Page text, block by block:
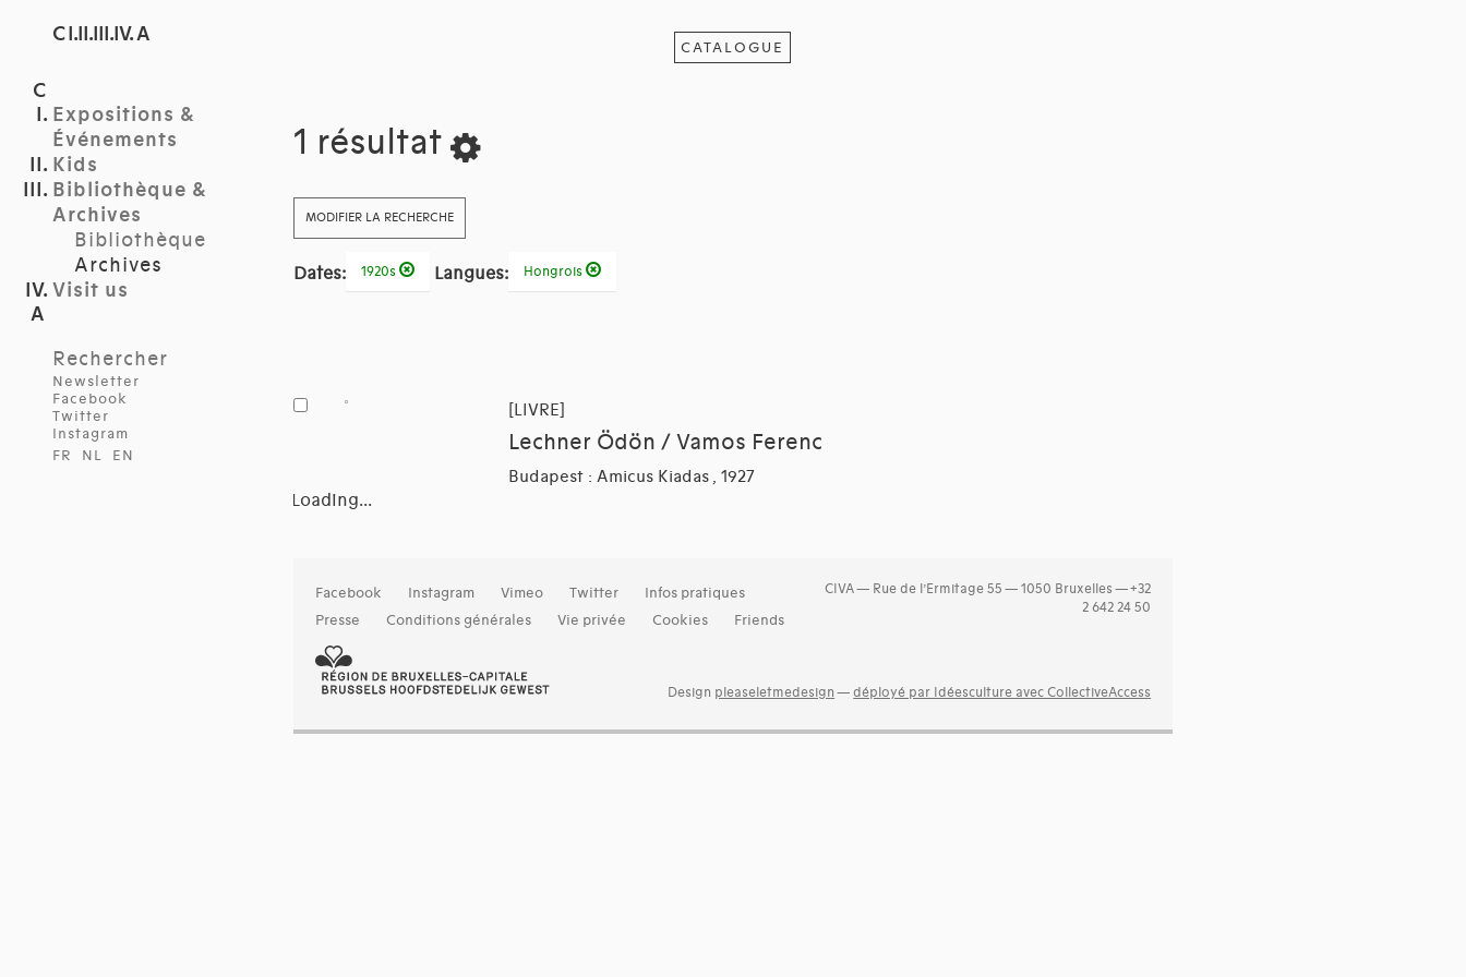
C I.II.III.IV. A
Expositions &
Événements
Kids
Bibliothèque &
Archives
Bibliothèque
Archives
Visit us
Rechercher
Newsletter
Facebook
Twitter
Instagram
FR
NL EN
CATALOGUE
1 résultat
MODIFIER LA RECHERCHE
Dates: 1920s Langues: Hongrois
[LIVRE]
Lechner Ödön / Vamos Ferenc
Budapest : Amicus Kiadas , 1927
Loading...
Facebook Instagram Vimeo Twitter
Infos pratiques
Presse
Conditions générales Vie privée Cookies Friends
CIVA — Rue de l’Ermitage 55 — 1050 Bruxelles — +32
2 642 24 50
Design pleaseletmedesign —déployé par Idéesculture avec CollectiveAccess